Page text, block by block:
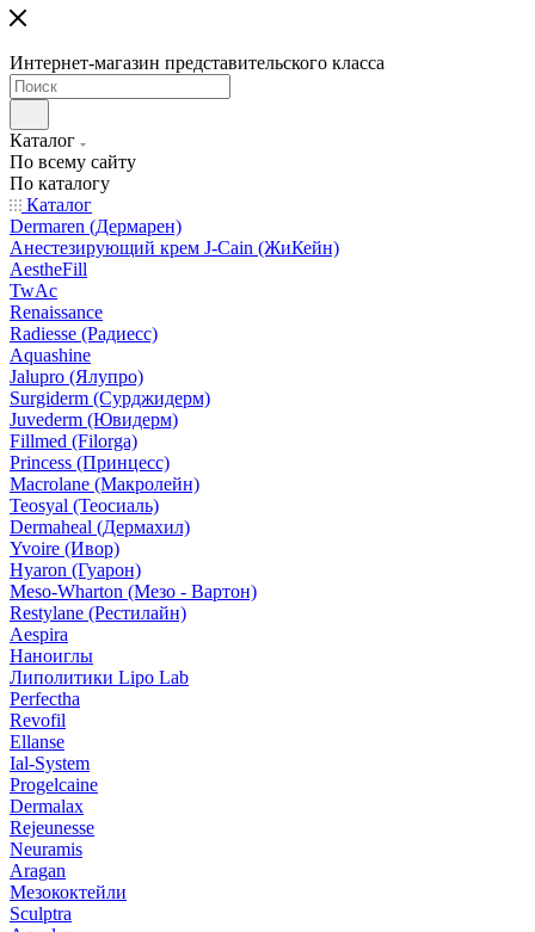
Интернет-магазин представительского класса
Каталог
По всему сайту
По каталогу
Каталог
Dermaren (Дермарен)
Анестезирующий крем J-Cain (ЖиКейн)
AestheFill
TwAc
Renaissance
Radiesse (Радиесс)
Aquashine
Jalupro (Ялупро)
Surgiderm (Сурджидерм)
Juvederm (Ювидерм)
Fillmed (Filorga)
Princess (Принцесс)
Macrolane (Макролейн)
Teosyal (Теосиаль)
Dermaheal (Дермахил)
Yvoire (Ивор)
Hyaron (Гуарон)
Meso-Wharton (Мезо - Вартон)
Restylane (Рестилайн)
Aespira
Наноиглы
Липолитики Lipo Lab
Perfectha
Revofil
Ellanse
Ial-System
Progelcaine
Dermalax
Rejeunesse
Neuramis
Aragan
Мезококтейли
Sculptra